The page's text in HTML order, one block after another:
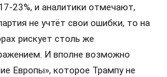
23%, и аналитики отмечают,
не учтёт свои ошибки, то на
рискует столь же
И вполне возможно
Европы», которое Трампу не